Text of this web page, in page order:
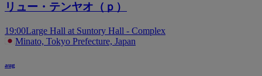
リュー・テンヤオ（ｐ）
19:00Large Hall at Suntory Hall - Complex
Minato, Tokyo Prefecture, Japan
aug